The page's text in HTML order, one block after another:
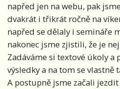
napřed jen na webu, pak
dvakrát i třikrát ročně na
napřed se dělaly i semináře
nakonec jsme zjistili, že je
Zadáváme si textové úkoly a
výsledky a na tom se vlastně
A postupně jsme začali